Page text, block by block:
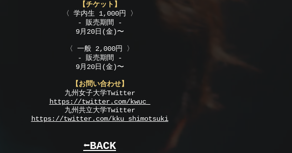
【チケット】
〈 学内生 1,000円 〉
- 販売期間 -
9月20日(金)〜
〈 一般 2,000円 〉
- 販売期間 -
9月20日(金)〜
【お問い合わせ】
九州女子大学Twitter
https://twitter.com/kwuc_
​九州共立大学Twitter
https://twitter.com/kku_shimotsuki
⬅︎BACK